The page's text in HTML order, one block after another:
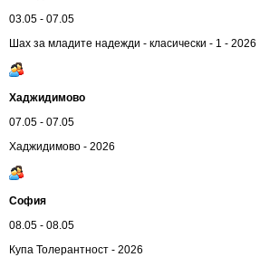
03.05 - 07.05
Шах за младите надежди - класически - 1 - 2026
Хаджидимово
07.05 - 07.05
Хаджидимово - 2026
София
08.05 - 08.05
Купа Толерантност - 2026